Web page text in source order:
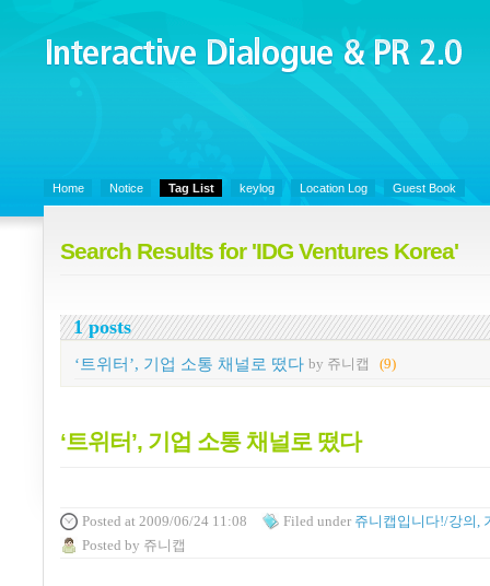
Interactive Dialogue &
PR 2.0
Home Notice Tag List keylog Location Log Guest Book
Search Results for 'IDG Ventures Korea'
1 posts
‘트위터’, 기업 소통 채널로 떴다 by 쥬니캡 (9)
‘트위터’, 기업 소통 채널로 떴다
Posted at 2009/06/24 11:08 Filed under 쥬니캡입니다!/강의,
Posted by 쥬니캡